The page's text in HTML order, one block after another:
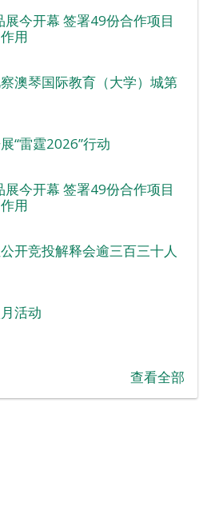
今开幕 签署49份合作项目
用
澳琴国际教育（大学）城第
“雷霆2026”行动
今开幕 签署49份合作项目
用
开竞投解释会逾三百三十人
活动
查看全部